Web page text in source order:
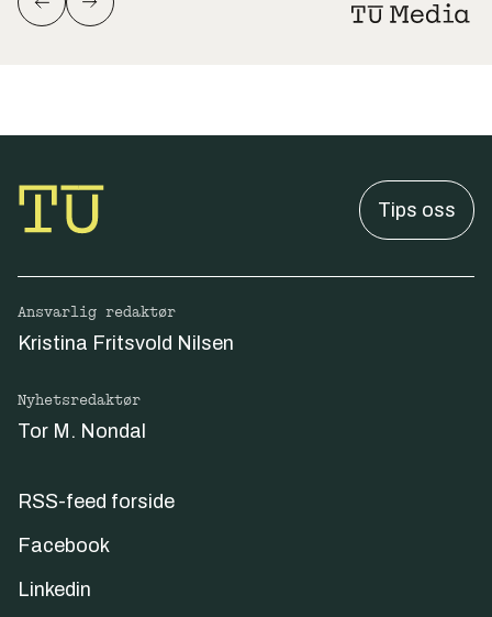
Tips oss
Ansvarlig redaktør
Kristina Fritsvold Nilsen
Nyhetsredaktør
Tor M. Nondal
RSS-feed forside
Facebook
Linkedin